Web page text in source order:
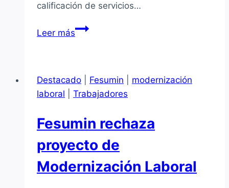
calificación de servicios…
Leer másEl
servicios
mínimos
huelga
con
su
modernización
Destacado Fesumin
modernización
laboral
Trabajadores
Fesumin rechaza
proyecto de
Modernización Laboral